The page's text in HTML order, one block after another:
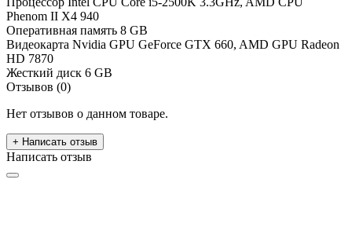
Phenom II X4 940
Оперативная память 8 GB
Видеокарта Nvidia GPU GeForce GTX 660, AMD GPU Radeon
HD 7870
Жесткий диск 6 GB
Отзывов (0)
Нет отзывов о данном товаре.
+ Написать отзыв
Написать отзыв